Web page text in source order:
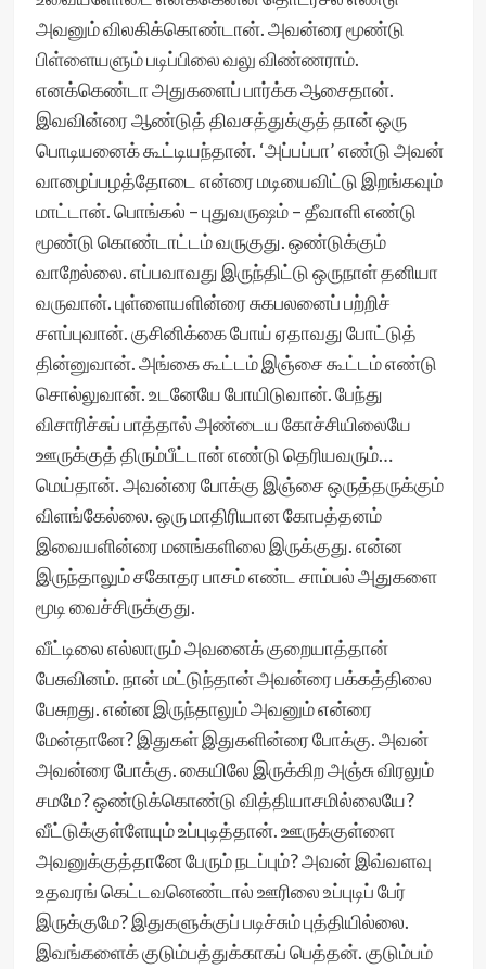
அவனும் விலகிக்கொண்டான். அவன்ரை மூண்டு
பிள்ளையளும் படிப்பிலை வலு விண்ணராம்.
எனக்கெண்டா அதுகளைப் பார்க்க ஆசைதான்.
இவவின்ரை ஆண்டுத் திவசத்துக்குத் தான் ஒரு
பொடியனைக் கூட்டியந்தான். ‘அப்பப்பா’ எண்டு அவன்
வாழைப்பழத்தோடை என்ரை மடியைவிட்டு இறங்கவும்
மாட்டான். பொங்கல் – புதுவருஷம் – தீவாளி எண்டு
மூண்டு கொண்டாட்டம் வருகுது. ஒண்டுக்கும்
வாறேல்லை. எப்பவாவது இருந்திட்டு ஒருநாள் தனியா
வருவான். புள்ளையளின்ரை சுகபலனைப் பற்றிச்
சளப்புவான். குசினிக்கை போய் ஏதாவது போட்டுத்
தின்னுவான். அங்கை கூட்டம் இஞ்சை கூட்டம் எண்டு
சொல்லுவான். உடனேயே போயிடுவான். பேந்து
விசாரிச்சுப் பாத்தால் அண்டைய கோச்சியிலையே
ஊருக்குத் திரும்பீட்டான் எண்டு தெரியவரும்…
மெய்தான். அவன்ரை போக்கு இஞ்சை ஒருத்தருக்கும்
விளங்கேல்லை. ஒரு மாதிரியான கோபத்தனம்
இவையளின்ரை மனங்களிலை இருக்குது. என்ன
இருந்தாலும் சகோதர பாசம் எண்ட சாம்பல் அதுகளை
மூடி வைச்சிருக்குது.
வீட்டிலை எல்லாரும் அவனைக் குறையாத்தான்
பேசுவினம். நான் மட்டுந்தான் அவன்ரை பக்கத்திலை
பேசுறது. என்ன இருந்தாலும் அவனும் என்ரை
மேன்தானே? இதுகள் இதுகளின்ரை போக்கு. அவன்
அவன்ரை போக்கு. கையிலே இருக்கிற அஞ்சு விரலும்
சமமே? ஒண்டுக்கொண்டு வித்தியாசமில்லையே?
வீட்டுக்குள்ளேயும் உப்புடித்தான். ஊருக்குள்ளை
அவனுக்குத்தானே பேரும் நடப்பும்? அவன் இவ்வளவு
உதவரங் கெட்டவனெண்டால் ஊரிலை உப்புடிப் பேர்
இருக்குமே? இதுகளுக்குப் படிச்சும் புத்தியில்லை.
இவங்களைக் குடும்பத்துக்காகப் பெத்தன். குடும்பம்